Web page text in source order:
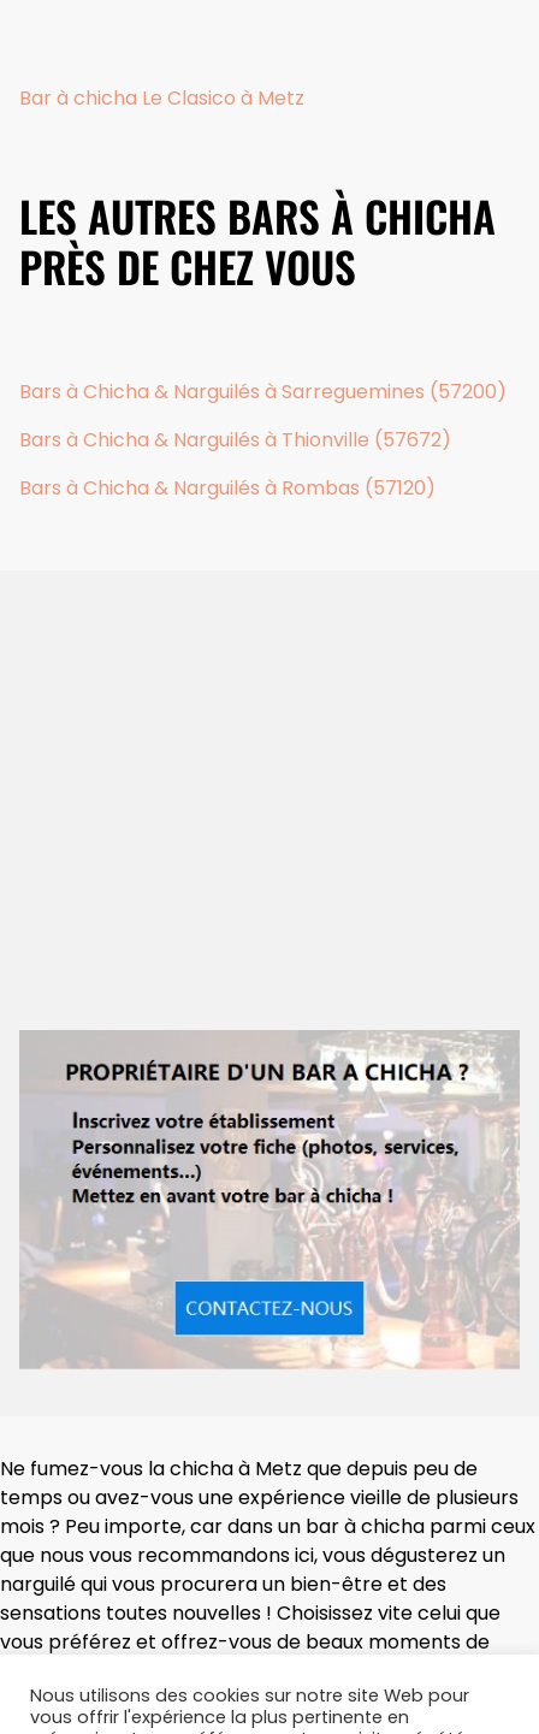
Bar à chicha Le Clasico à Metz
LES AUTRES BARS À CHICHA
PRÈS DE CHEZ VOUS
Bars à Chicha & Narguilés à Sarreguemines (57200)
Bars à Chicha & Narguilés à Thionville (57672)
Bars à Chicha & Narguilés à Rombas (57120)
Ne fumez-vous la chicha à Metz que depuis peu de
temps ou avez-vous une expérience vieille de plusieurs
mois ? Peu importe, car dans un bar à chicha parmi ceux
que nous vous recommandons ici, vous dégusterez un
narguilé qui vous procurera un bien-être et des
sensations toutes nouvelles ! Choisissez vite celui que
vous préférez et offrez-vous de beaux moments de
Nous utilisons des cookies sur notre site Web pour
vous offrir l'expérience la plus pertinente en